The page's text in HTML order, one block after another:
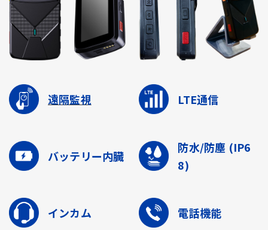
遠隔監視 LTE通信
バッテリー内臓
防水/防塵 (IP6
8)
インカム 電話機能